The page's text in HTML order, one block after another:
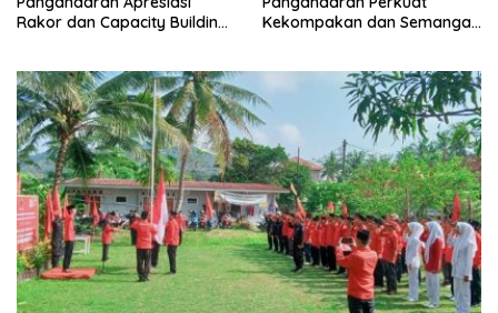
Rakor dan Capacity Building
Antar Lini
Kekompakan dan Semangat